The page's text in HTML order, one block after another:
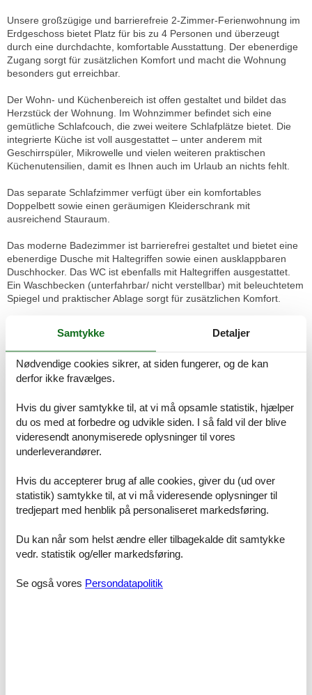
Unsere großzügige und barrierefreie 2-Zimmer-Ferienwohnung im
Erdgeschoss bietet Platz für bis zu 4 Personen und überzeugt
durch eine durchdachte, komfortable Ausstattung. Der ebenerdige
Zugang sorgt für zusätzlichen Komfort und macht die Wohnung
besonders gut erreichbar.
Der Wohn- und Küchenbereich ist offen gestaltet und bildet das
Herzstück der Wohnung. Im Wohnzimmer befindet sich eine
gemütliche Schlafcouch, die zwei weitere Schlafplätze bietet. Die
integrierte Küche ist voll ausgestattet – unter anderem mit
Geschirrspüler, Mikrowelle und vielen weiteren praktischen
Küchenutensilien, damit es Ihnen auch im Urlaub an nichts fehlt.
Das separate Schlafzimmer verfügt über ein komfortables
Doppelbett sowie einen geräumigen Kleiderschrank mit
ausreichend Stauraum.
Das moderne Badezimmer ist barrierefrei gestaltet und bietet eine
ebenerdige Dusche mit Haltegriffen sowie einen ausklappbaren
Duschhocker. Das WC ist ebenfalls mit Haltegriffen ausgestattet.
Ein Waschbecken (unterfahrbar/ nicht verstellbar) mit beleuchtetem
Spiegel und praktischer Ablage sorgt für zusätzlichen Komfort.
Haustiere herzlich willkommen
Kostenfreies WLAN
Nichtraucherwohnung
Parkplatz im Parkdeck inklusive
Genießen Sie einen entspannten Aufenthalt in komfortabler,
In diesen Preisen sind enthalten:
Energiekosten, Wasserkosten, PKW - Stellplatz
Endreinigung, Wäschepaket für 25,00 € (Handtücher +
Bettwäsche), Buchungsgebühr von 5,00 €, Kurtaxe (NS 1,60 €, HS
3,00 €), Kinderhochstuhl und Kinderbett für je 2,50 € pro Tag,
Haustiere auf Anfrage für 5,00 € pro Tag
Samtykke Detaljer
Nødvendige cookies sikrer, at siden fungerer, og de kan
derfor ikke fravælges.
Hvis du giver samtykke til, at vi må opsamle statistik, hjælper
du os med at forbedre og udvikle siden. I så fald vil der blive
videresendt anonymiserede oplysninger til vores
underleverandører.
Hvis du accepterer brug af alle cookies, giver du (ud over
statistik) samtykke til, at vi må videresende oplysninger til
tredjepart med henblik på personaliseret markedsføring.
Du kan når som helst ændre eller tilbagekalde dit samtykke
vedr. statistik og/eller markedsføring.
Se også vores Persondatapolitik